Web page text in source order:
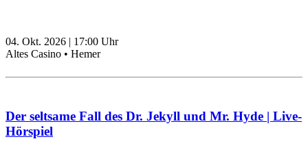
04. Okt. 2026 | 17:00 Uhr
Altes Casino • Hemer
Der seltsame Fall des Dr. Jekyll und Mr. Hyde | Live-
Hörspiel